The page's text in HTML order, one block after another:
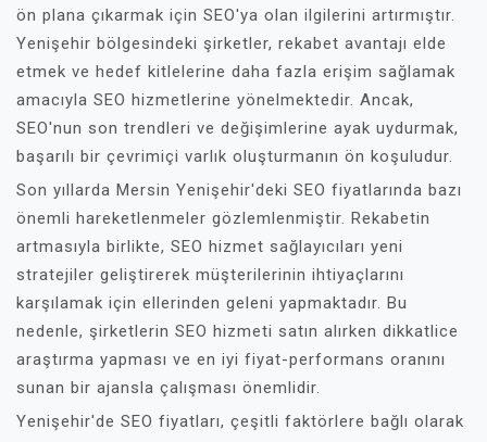
ön plana çıkarmak için SEO'ya olan ilgilerini artırmıştır.
Yenişehir bölgesindeki şirketler, rekabet avantajı elde
etmek ve hedef kitlelerine daha fazla erişim sağlamak
amacıyla SEO hizmetlerine yönelmektedir. Ancak,
SEO'nun son trendleri ve değişimlerine ayak uydurmak,
başarılı bir çevrimiçi varlık oluşturmanın ön koşuludur.
Son yıllarda Mersin Yenişehir'deki SEO fiyatlarında bazı
önemli hareketlenmeler gözlemlenmiştir. Rekabetin
artmasıyla birlikte, SEO hizmet sağlayıcıları yeni
stratejiler geliştirerek müşterilerinin ihtiyaçlarını
karşılamak için ellerinden geleni yapmaktadır. Bu
nedenle, şirketlerin SEO hizmeti satın alırken dikkatlice
araştırma yapması ve en iyi fiyat-performans oranını
sunan bir ajansla çalışması önemlidir.
Yenişehir'de SEO fiyatları, çeşitli faktörlere bağlı olarak